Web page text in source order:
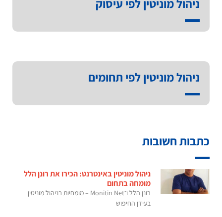
ניהול מוניטין לפי עיסוק
ניהול מוניטין לפי תחומים
כתבות חשובות
ניהול מוניטין באינטרנט: הכירו את רונן הלל
מומחה בתחום
רונן הלל ו־Monitin Net – מומחיות בניהול מוניטין
בעידן החיפוש